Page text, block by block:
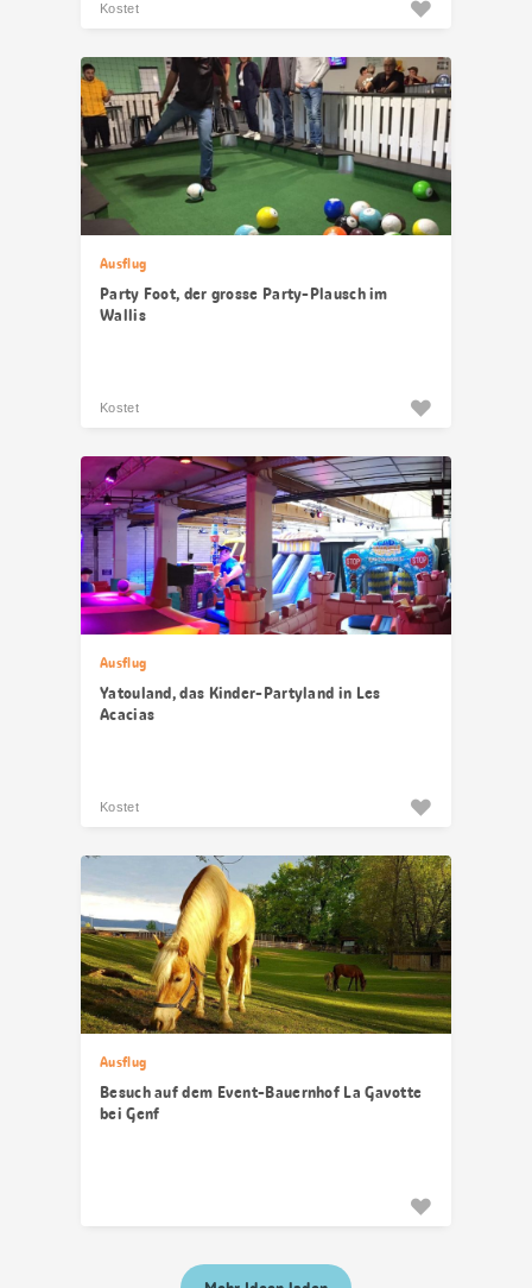
Kostet
Ausflug
Party Foot, der grosse Party-Plausch im
Wallis
Kostet
Ausflug
Yatouland, das Kinder-Partyland in Les
Acacias
Kostet
Ausflug
Besuch auf dem Event-Bauernhof La Gavotte
bei Genf